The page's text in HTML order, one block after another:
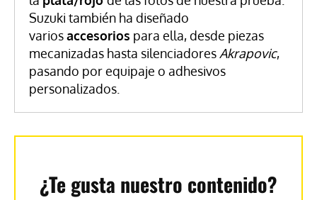
Suzuki también ha diseñado
variosaccesorios para ella, desde piezas
mecanizadas hasta silenciadores Akrapovic,
pasando por equipaje o adhesivos
personalizados.
¿Te gusta nuestro contenido?